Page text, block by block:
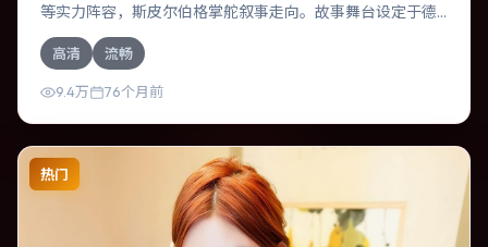
等实力阵容，斯皮尔伯格掌舵叙事走向。故事舞台设定于德
国，围绕一次意外选择展开连锁反应；配乐与色彩高度服务
于主题，结尾留白耐人寻味。
高清 流畅
9.4万 76个月前
热门